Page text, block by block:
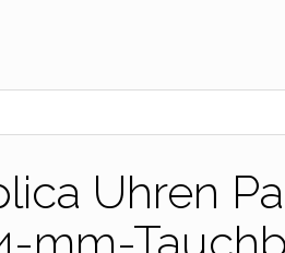
Uhren